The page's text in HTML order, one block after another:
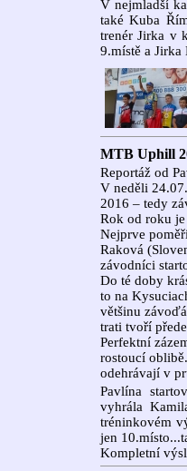
V nejmladší
také Kuba
trenér Jirka v
9.místě a Jirka
MTB Uphill
Reportáž od
V neděli
2016 – tedy
Rok od roku
Nejprve
Raková
závodníci
Do té doby
to na
většinu
trati tvoří
Perfektní
rostoucí
odehrávají v
Pavlína
vyhrála
tréninkovém
jen
Kompletní